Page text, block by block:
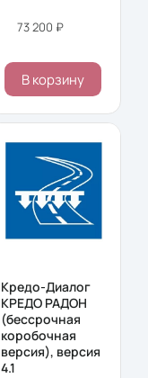
73 200 ₽
В корзину
Кредо-Диалог
КРЕДО РАДОН
(бессрочная
коробочная
версия), версия
4.1